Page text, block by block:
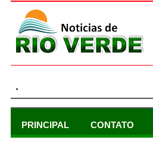
.
PRINCIPAL CONTATO